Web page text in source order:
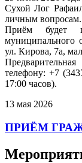
Сухой Лог
личным вопросам.
Приём будет
муниципального
ул. Кирова, 7а,
телефону: +7
17:00 часов).
13 мая 2026
ПРИЁМ